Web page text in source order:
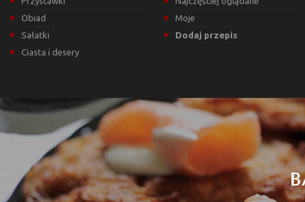
Obiad
Sałatki
Ciasta i desery
Moje
Dodaj przepis